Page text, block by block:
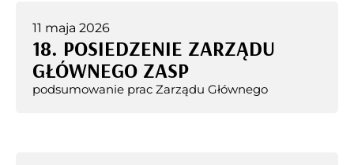
11 maja 2026
18. POSIEDZENIE ZARZĄDU
GŁÓWNEGO ZASP
podsumowanie prac Zarządu Głównego